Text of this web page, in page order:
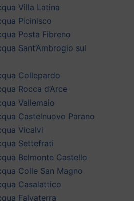
Villa Latina
Picinisco
Posta Fibreno
Sant’Ambrogio sul
Collepardo
Rocca d’Arce
Vallemaio
Castelnuovo Parano
Vicalvi
Settefrati
Belmonte Castello
Colle San Magno
Casalattico
Falvaterra